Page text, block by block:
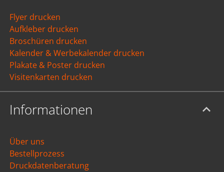
Flyer drucken
Aufkleber drucken
Broschüren drucken
Kalender & Werbekalender drucken
Plakate & Poster drucken
Visitenkarten drucken
Informationen
Über uns
Bestellprozess
Druckdatenberatung